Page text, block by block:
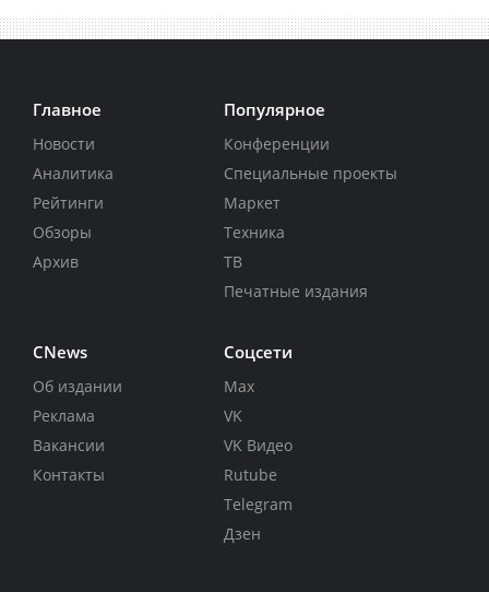
Главное
Новости
Аналитика
Рейтинги
Обзоры
Архив
Популярное
Конференции
Специальные проекты
Маркет
Техника
ТВ
Печатные издания
CNews
Об издании
Реклама
Вакансии
Контакты
Соцсети
Max
VK
VK Видео
Rutube
Telegram
Дзен